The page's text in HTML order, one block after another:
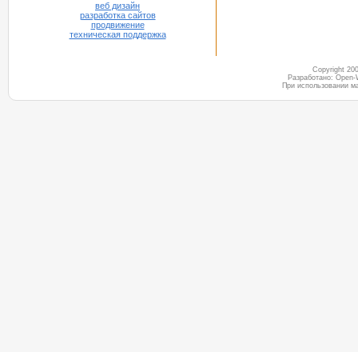
веб дизайн
разработка сайтов
продвижение
техническая поддержка
Copyright
Разработано:
При использовании